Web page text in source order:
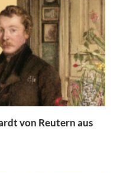
von Reutern aus